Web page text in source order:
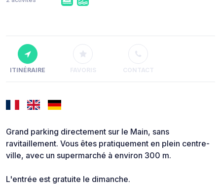
ITINÉRAIRE FAVORIS CONTACT
Grand parking directement sur le Main, sans
ravitaillement. Vous êtes pratiquement en plein centre-
ville, avec un supermarché à environ 300 m.
L'entrée est gratuite le dimanche.